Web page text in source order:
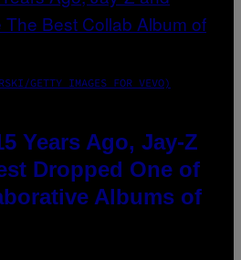
GETTY IMAGES FOR VEVO)
Years Ago, Jay-Z
Dropped One of
Albums of